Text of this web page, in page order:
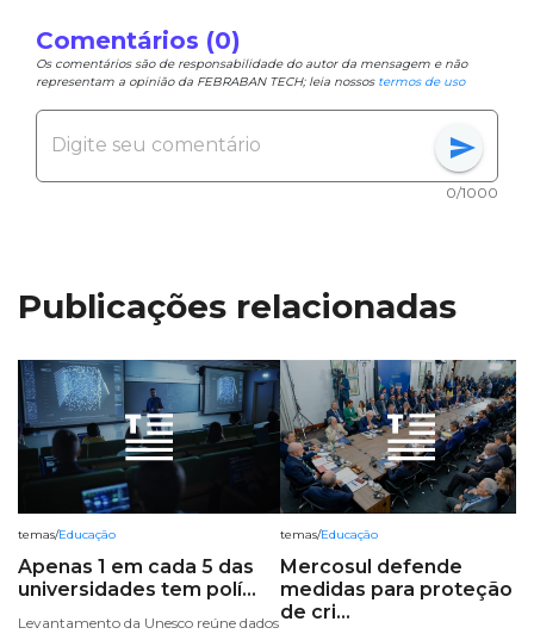
Comentários (0)
Os comentários são de responsabilidade do autor da mensagem e não
representam a opinião da FEBRABAN TECH; leia nossos termos de uso
send
0/1000
Publicações relacionadas
temas/Educação
Apenas 1 em cada 5 das
universidades tem polí...
Levantamento da Unesco reúne dados
temas/Educação
Mercosul defende
medidas para proteção
de cri...